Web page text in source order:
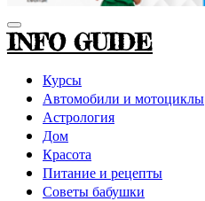
INFO GUIDE
Курсы
Автомобили и мотоциклы
Астрология
Дом
Красота
Питание и рецепты
Советы бабушки